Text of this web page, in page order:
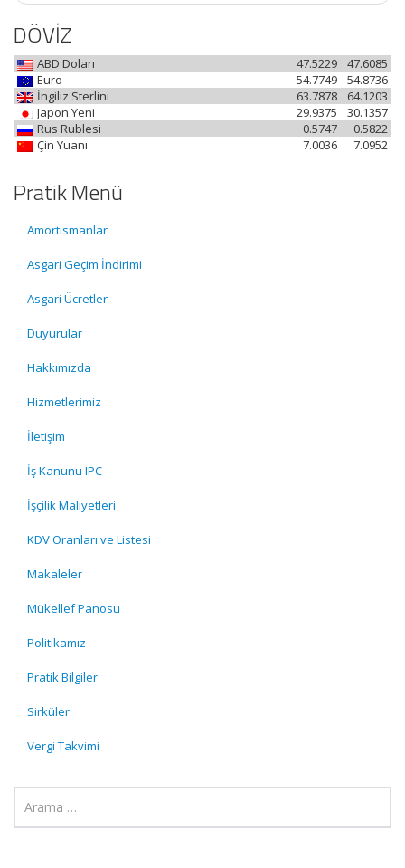
DÖVİZ
ABD Doları 47.6085
47.5229
Euro
54.8736
54.7749
İngiliz Sterlini
64.1203
63.7878
Japon Yeni
30.1357
29.9375
Rus Rublesi
0.5822
0.5747
Çin Yuanı
7.0952
7.0036
Pratik Menü
Amortismanlar
Asgari Geçim İndirimi
Asgari Ücretler
Duyurular
Hakkımızda
Hizmetlerimiz
İletişim
İş Kanunu IPC
İşçilik Maliyetleri
KDV Oranları ve Listesi
Makaleler
Mükellef Panosu
Politikamız
Pratik Bilgiler
Sirküler
Vergi Takvimi